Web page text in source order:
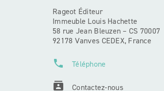
Rageot Éditeur
Immeuble Louis Hachette
58 rue Jean Bleuzen – CS 70007
92178 Vanves CEDEX, France
phone Téléphone
contacts Contactez-nous